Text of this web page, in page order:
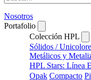
Nosotros
Portafolio
Colección HPL
Sólidos /
Metálicos y
HPL Stars: Línea
Opak Compacto